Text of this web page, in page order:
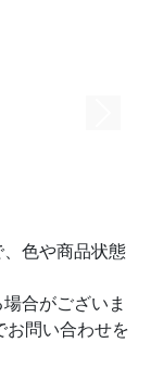
色や商品状態
合がございま
お問い合わせを